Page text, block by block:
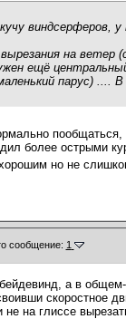
виндсерферов,
на ветер
ещё
парус) ....
пообщаться,
более острыми
но не
сообщение: 1
а в
скоростное
на глиссе